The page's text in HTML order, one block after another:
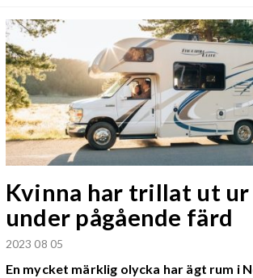
Kvinna har trillat ut ur
under pågående färd
2023 08 05
En mycket märklig olycka har ägt rum i